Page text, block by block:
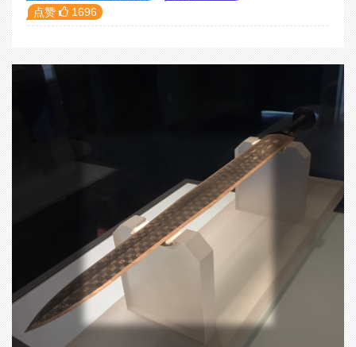
点赞
1696